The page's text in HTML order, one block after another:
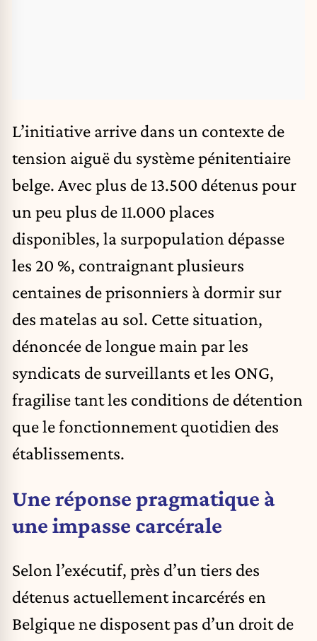
L’initiative arrive dans un contexte de
tension aiguë du système pénitentiaire
belge. Avec plus de 13.500 détenus pour
un peu plus de 11.000 places
disponibles, la surpopulation dépasse
les 20 %, contraignant plusieurs
centaines de prisonniers à dormir sur
des matelas au sol. Cette situation,
dénoncée de longue main par les
syndicats de surveillants et les ONG,
fragilise tant les conditions de détention
que le fonctionnement quotidien des
établissements.
Une réponse pragmatique à
une impasse carcérale
Selon l’exécutif, près d’un tiers des
détenus actuellement incarcérés en
Belgique ne disposent pas d’un droit de